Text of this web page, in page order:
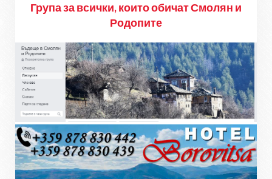
Група за всички, които обичат Смолян и
Родопите